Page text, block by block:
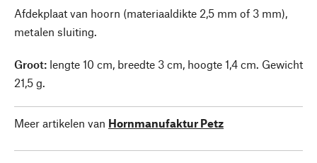
Afdekplaat van hoorn (materiaaldikte 2,5 mm of 3 mm),
metalen sluiting.
Groot: lengte 10 cm, breedte 3 cm, hoogte 1,4 cm. Gewicht
21,5 g.
Meer artikelen van Hornmanufaktur Petz